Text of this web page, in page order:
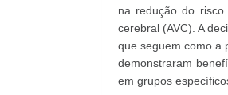
na redução do
cerebral (AVC). A
que seguem como a
demonstraram
em grupos